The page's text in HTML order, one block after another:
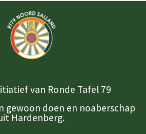
van Ronde Tafel 79
gewoon doen en noaberschap
Hardenberg.